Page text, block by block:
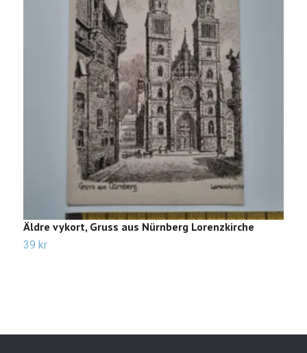
Äldre vykort, Gruss aus Nürnberg Lorenzkirche
39 kr